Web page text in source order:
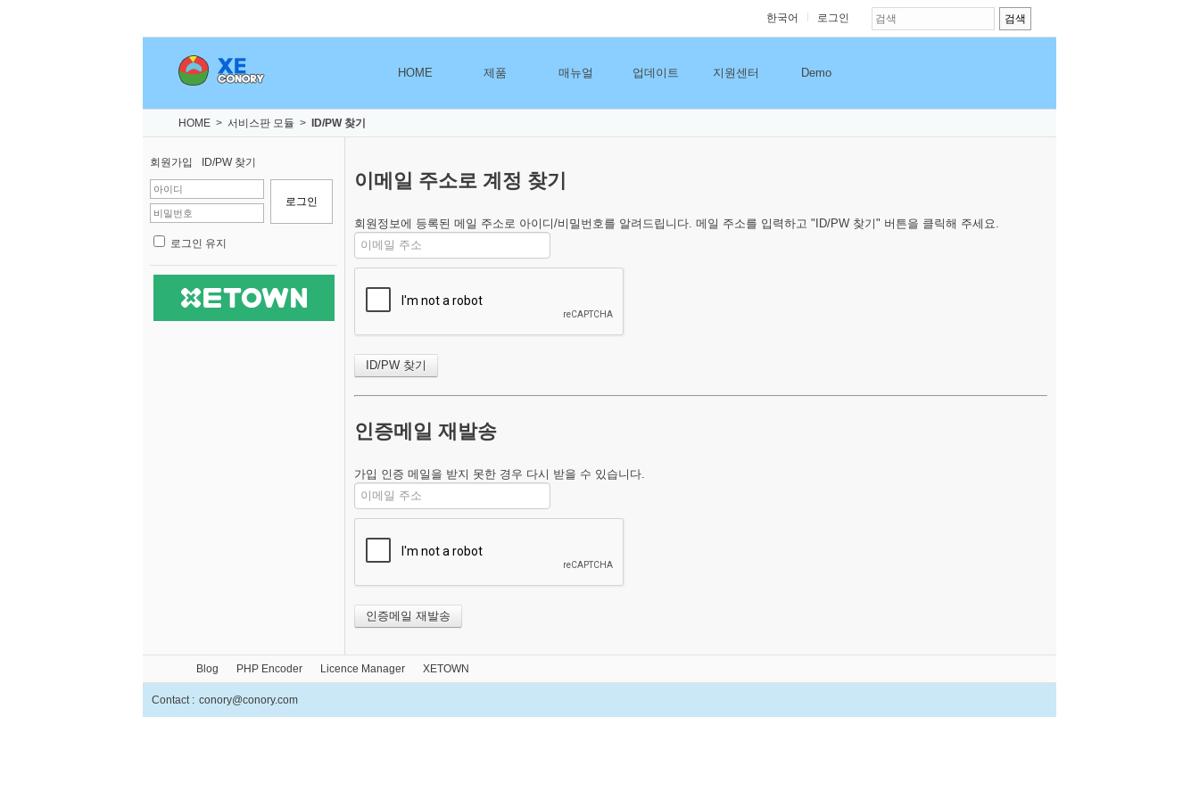
한국어 로그인
HOME 제품 매뉴얼 업데이트 지원센터 Demo
HOME > 서비스판 모듈 > ID/PW 찾기
회원가입 ID/PW 찾기
로그인 유지
이메일 주소로 계정 찾기
회원정보에 등록된 메일 주소로 아이디/비밀번호를 알려드립니다. 메일 주소를 입력하고 "ID/PW 찾기" 버튼을 클릭해 주세요.
인증메일 재발송
가입 인증 메일을 받지 못한 경우 다시 받을 수 있습니다.
Blog PHP Encoder Licence Manager XETOWN
Contact : conory@conory.com